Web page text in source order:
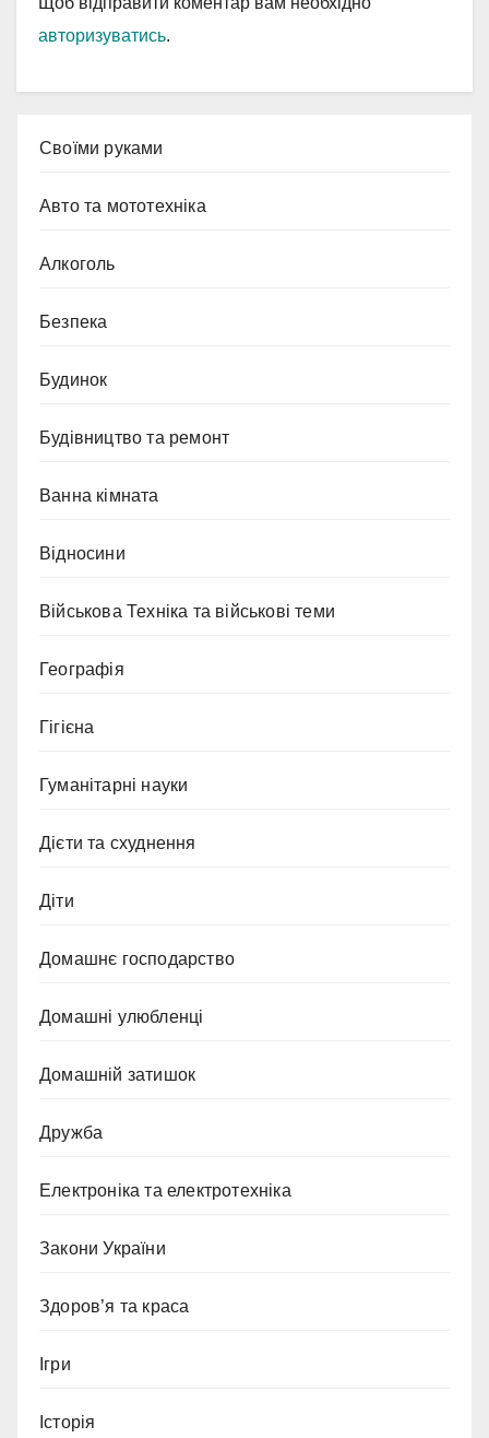
авторизуватись.
Cвоїми руками
Авто та мототехніка
Алкоголь
Безпека
Будинок
Будівництво та ремонт
Ванна кімната
Відносини
Військова Техніка та військові теми
Географія
Гігієна
Гуманітарні науки
Дієти та схуднення
Діти
Домашнє господарство
Домашні улюбленці
Домашній затишок
Дружба
Електроніка та електротехніка
Закони України
Здоров’я та краса
Ігри
Історія